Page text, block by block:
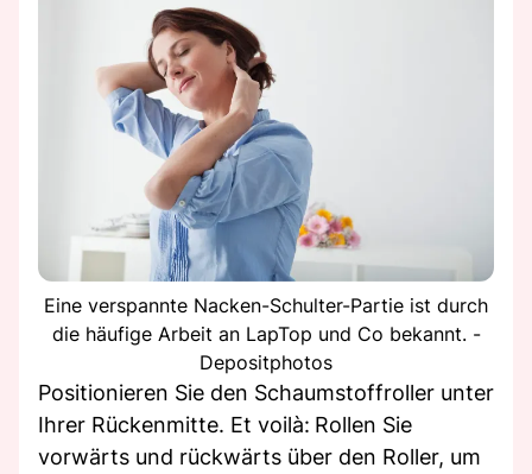
Eine verspannte Nacken-Schulter-Partie ist durch
die häufige Arbeit an LapTop und Co bekannt. -
Depositphotos
Positionieren Sie den Schaumstoffroller unter
Ihrer Rückenmitte. Et voilà: Rollen Sie
vorwärts und rückwärts über den Roller, um